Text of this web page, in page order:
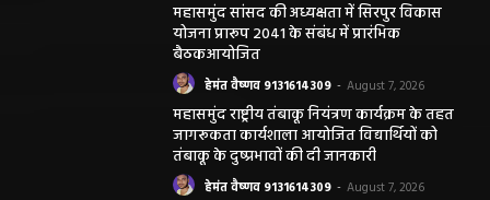
महासमुंद सांसद की अध्यक्षता में सिरपुर विकास
योजना प्रारूप 2041 के संबंध में प्रारंभिक
बैठकआयोजित
हेमंत वैष्णव 9131614309 - August 7, 2026
महासमुंद राष्ट्रीय तंबाकू नियंत्रण कार्यक्रम के तहत
जागरूकता कार्यशाला आयोजित विद्यार्थियों को
तंबाकू के दुष्प्रभावों की दी जानकारी
हेमंत वैष्णव 9131614309 - August 7, 2026